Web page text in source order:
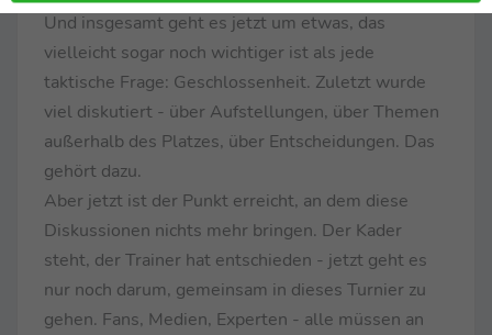
Und insgesamt geht es jetzt um etwas, das
vielleicht sogar noch wichtiger ist als jede
taktische Frage: Geschlossenheit. Zuletzt wurde
viel diskutiert - über Aufstellungen, über Themen
außerhalb des Platzes, über Entscheidungen. Das
gehört dazu.
Aber jetzt ist der Punkt erreicht, an dem diese
Diskussionen nichts mehr bringen. Der Kader
steht, der Trainer hat entschieden - jetzt geht es
nur noch darum, gemeinsam in dieses Turnier zu
gehen. Fans, Medien, Experten - alle müssen an